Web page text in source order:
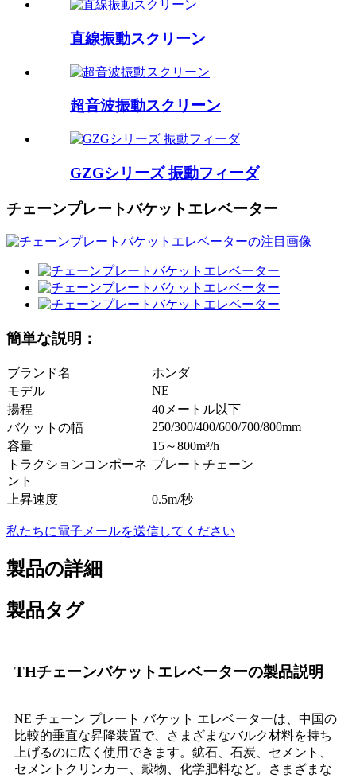
直線振動スクリーン
超音波振動スクリーン
GZGシリーズ 振動フィーダ
チェーンプレートバケットエレベーター
簡単な説明：
ブランド名
ホンダ
モデル
NE
揚程
40メートル以下
バケットの幅
250/300/400/600/700/800mm
容量
15～800m³/h
トラクションコンポーネ
ント
プレートチェーン
上昇速度 0.5m/秒
私たちに電子メールを送信してください
製品の詳細
製品タグ
THチェーンバケットエレベーターの製品説明
NE チェーン プレート バケット エレベーターは、中国の
比較的垂直な昇降装置で、さまざまなバルク材料を持ち
上げるのに広く使用できます。鉱石、石炭、セメント、
セメントクリンカー、穀物、化学肥料など。さまざまな